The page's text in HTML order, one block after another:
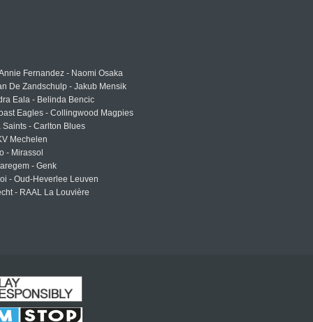
Fernandez - Naomi Osaka
De Zandschulp - Jakub Mensik
Eala - Belinda Bencic
Eagles - Collingwood Magpies
Saints - Carlton Blues
Mechelen
- Mirassol
- Genk
- Oud-Heverlee Leuven
- RAAL La Louvière